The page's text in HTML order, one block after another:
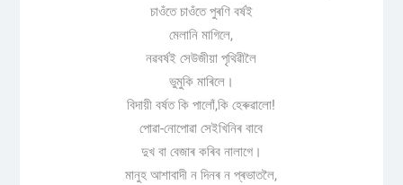
চাওঁতে চাওঁতে পুৰণি বৰ্ষই
মেলানি মাগিলে,
নৱবৰ্ষই সেউজীয়া পৃথিৱীলৈ
ভুমুকি মাৰিলে।
বিদায়ী বৰ্ষত কি পালোঁ,কি হেৰুৱালো!
পোৱা-নোপোৱা সেইখিনিৰ বাবে
দুখ বা বেজাৰ কৰিব নালাগে।
মানুহ আশাবাদী ন দিনৰ ন প্ৰভাতলৈ,